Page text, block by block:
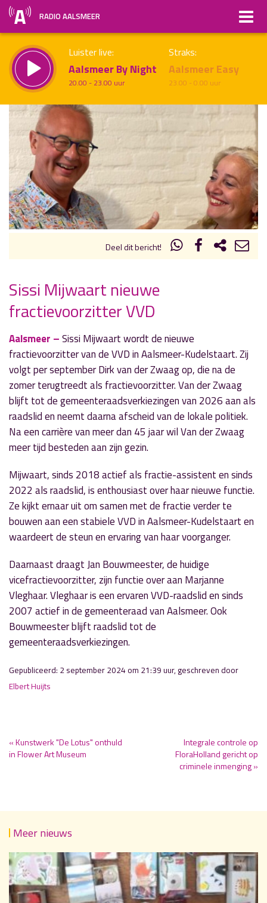
RADIO AALSMEER
Luister live:
Aalsmeer By Night
20.00 - 23.00 uur
Straks:
Aalsmeer Easy
23.00 - 0.00 uur
Vorig uur Volgend uur
Inklappen
Deel dit bericht!
« Vorig nieuwsbericht
Kunstwerk "De Lotus" onthuld in Flower Art
Museum
2 september 2024
» Volgend nieuwsbericht
Integrale controle op FloraHolland gericht op
criminele inmenging
2 september 2024
Sissi Mijwaart nieuwe
fractievoorzitter VVD
Aalsmeer –Sissi Mijwaart wordt de nieuwe
fractievoorzitter van de VVD in Aalsmeer-Kudelstaart. Zij
volgt per september Dirk van der Zwaag op, die na de
zomer terugtreedt als fractievoorzitter. Van der Zwaag
blijft tot de gemeenteraadsverkiezingen van 2026 aan als
raadslid en neemt daarna afscheid van de lokale politiek.
Na een carrière van meer dan 45 jaar wil Van der Zwaag
meer tijd besteden aan zijn gezin.
Mijwaart, sinds 2018 actief als fractie-assistent en sinds
2022 als raadslid, is enthousiast over haar nieuwe functie.
Ze kijkt ernaar uit om samen met de fractie verder te
bouwen aan een stabiele VVD in Aalsmeer-Kudelstaart en
waardeert de steun en ervaring van haar voorganger.
Daarnaast draagt Jan Bouwmeester, de huidige
vicefractievoorzitter, zijn functie over aan Marjanne
Vleghaar. Vleghaar is een ervaren VVD-raadslid en sinds
2007 actief in de gemeenteraad van Aalsmeer. Ook
Bouwmeester blijft raadslid tot de
gemeenteraadsverkiezingen.
Gepubliceerd: 2 september 2024 om 21:39 uur, geschreven door
Elbert Huijts
« Kunstwerk "De Lotus" onthuld
in Flower Art Museum
Integrale controle op
FloraHolland gericht op
criminele inmenging »
Meer nieuws